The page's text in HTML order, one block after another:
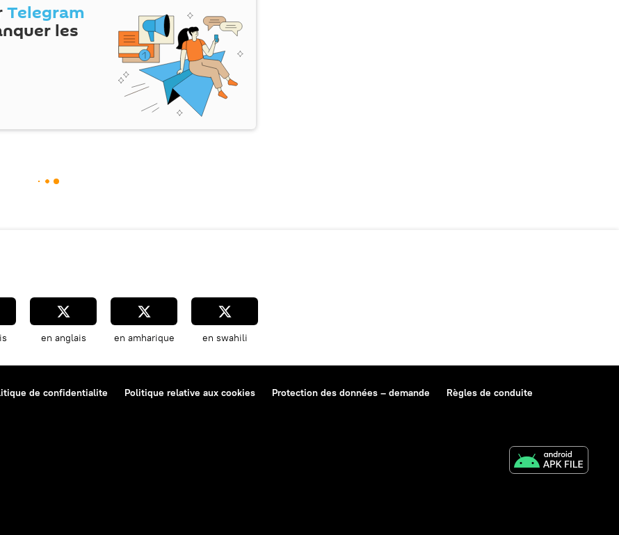
Telegram
les
en anglais en amharique en swahili
de confidentialite Politique relative aux cookies Protection des données – demande
Règles de conduite